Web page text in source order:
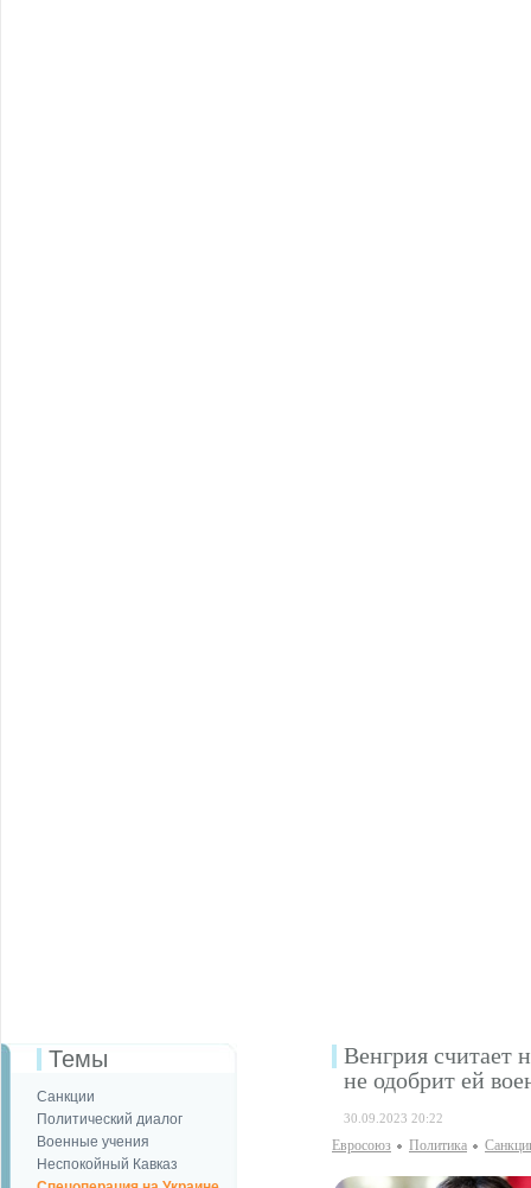
Темы
Санкции
Политический диалог
Военные учения
Неспокойный Кавказ
Венгрия считает
не одобрит ей
30.09.2023 20:22
Евросоюз Политика